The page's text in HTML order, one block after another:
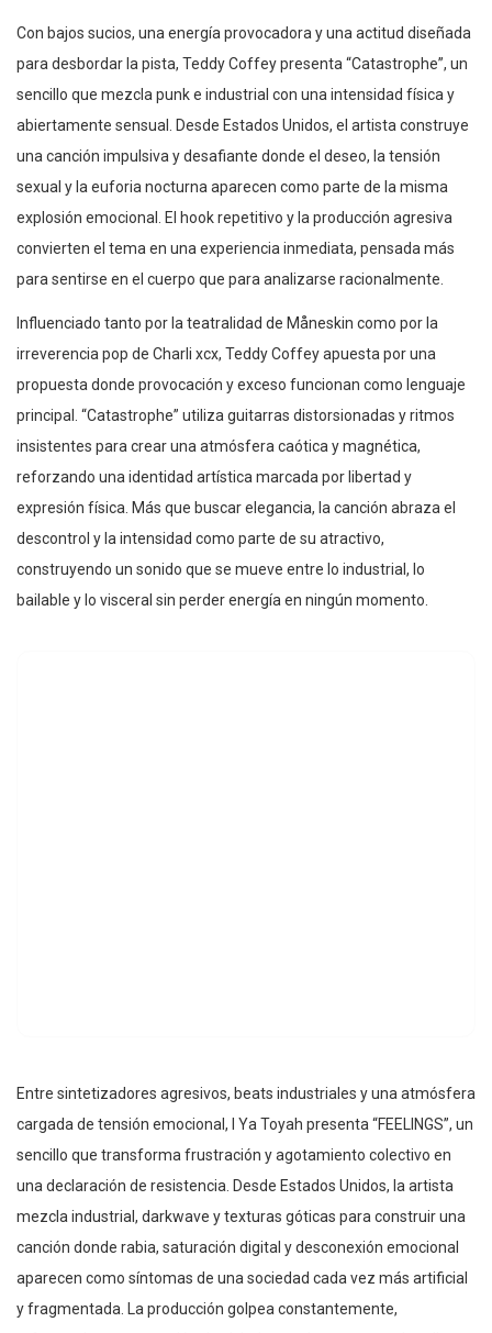
Con bajos sucios, una energía provocadora y una actitud diseñada
para desbordar la pista, Teddy Coffey presenta “Catastrophe”, un
sencillo que mezcla punk e industrial con una intensidad física y
abiertamente sensual. Desde Estados Unidos, el artista construye
una canción impulsiva y desafiante donde el deseo, la tensión
sexual y la euforia nocturna aparecen como parte de la misma
explosión emocional. El hook repetitivo y la producción agresiva
convierten el tema en una experiencia inmediata, pensada más
para sentirse en el cuerpo que para analizarse racionalmente.
Influenciado tanto por la teatralidad de Måneskin como por la
irreverencia pop de Charli xcx, Teddy Coffey apuesta por una
propuesta donde provocación y exceso funcionan como lenguaje
principal. “Catastrophe” utiliza guitarras distorsionadas y ritmos
insistentes para crear una atmósfera caótica y magnética,
reforzando una identidad artística marcada por libertad y
expresión física. Más que buscar elegancia, la canción abraza el
descontrol y la intensidad como parte de su atractivo,
construyendo un sonido que se mueve entre lo industrial, lo
bailable y lo visceral sin perder energía en ningún momento.
Entre sintetizadores agresivos, beats industriales y una atmósfera
cargada de tensión emocional, I Ya Toyah presenta “FEELINGS”, un
sencillo que transforma frustración y agotamiento colectivo en
una declaración de resistencia. Desde Estados Unidos, la artista
mezcla industrial, darkwave y texturas góticas para construir una
canción donde rabia, saturación digital y desconexión emocional
aparecen como síntomas de una sociedad cada vez más artificial
y fragmentada. La producción golpea constantemente,